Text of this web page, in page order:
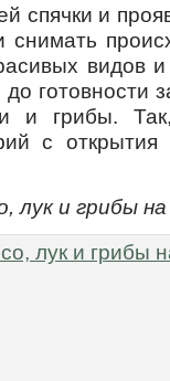
спячки и
снимать
видов
готовности
и грибы.
с
лук и грибы